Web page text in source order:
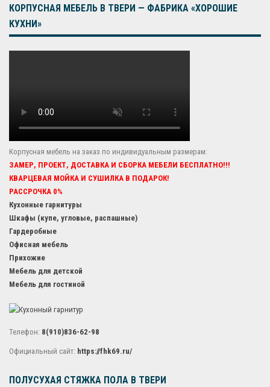
КОРПУСНАЯ МЕБЕЛЬ В ТВЕРИ — ФАБРИКА «ХОРОШИЕ
КУХНИ»
Корпусная мебель на заказ по индивидуальным размерам:
ЗАМЕР, ПРОЕКТ, ДОСТАВКА И СБОРКА МЕБЕЛИ БЕСПЛАТНО!!!
КВАРЦЕВАЯ МОЙКА И СУШИЛКА В ПОДАРОК!
РАССРОЧКА 0%
Кухонные гарнитуры
Шкафы (купе, угловые, распашные)
Гардеробные
Офисная мебель
Прихожие
Мебель для детской
Мебель для гостиной
Телефон: 8(910)836-62-98
Официальный сайт: https://fhk69.ru/
ПОЛУСУХАЯ СТЯЖКА ПОЛА В ТВЕРИ